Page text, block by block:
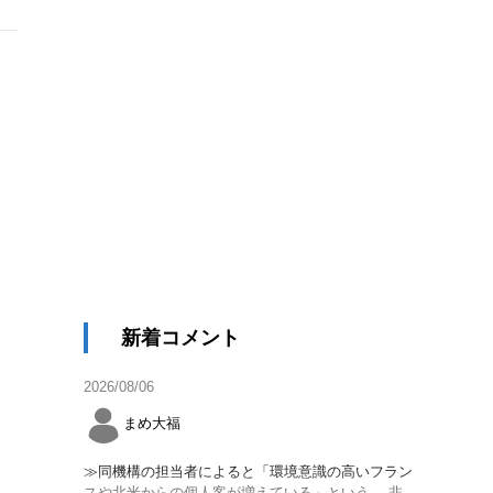
新着コメント
2026/08/06
まめ大福
≫同機構の担当者によると「環境意識の高いフラン